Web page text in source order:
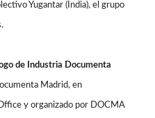
Yugantar (India), el grupo
de Industria Documenta
Madrid, en
y organizado por DOCMA